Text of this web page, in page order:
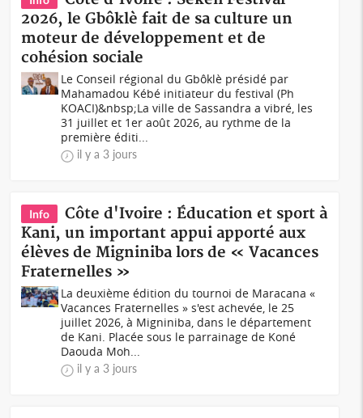
2026, le Gbôklè fait de sa culture un
moteur de développement et de
cohésion sociale
Le Conseil régional du Gbôklè présidé par
Mahamadou Kébé initiateur du festival (Ph
KOACI)&nbsp;La ville de Sassandra a vibré, les
31 juillet et 1er août 2026, au rythme de la
première éditi...
il y a 3 jours
Info
Côte d'Ivoire : Éducation et sport à
Kani, un important appui apporté aux
élèves de Migniniba lors de « Vacances
Fraternelles »
La deuxième édition du tournoi de Maracana «
Vacances Fraternelles » s'est achevée, le 25
juillet 2026, à Migniniba, dans le département
de Kani. Placée sous le parrainage de Koné
Daouda Moh...
il y a 3 jours